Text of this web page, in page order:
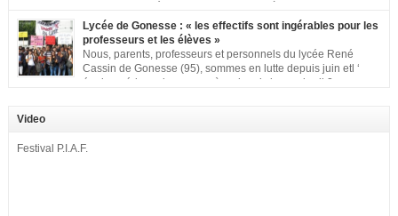
classe aux Longues Rayes ». Non à la dégradation continue des conditions
d’accueil et d’apprentissage de nos enfants à l’école primaire. Chaque
enfant a droit à […]
Lycée de Gonesse : « les effectifs sont ingérables pour les
professeurs et les élèves »
Nous, parents, professeurs et personnels du lycée René
Cassin de Gonesse (95), sommes en lutte depuis juin etl ‘
équipe pédagogique en grève depuis le vendredi 2
nombreuses classes de première et […]
Video
Festival P.I.A.F.